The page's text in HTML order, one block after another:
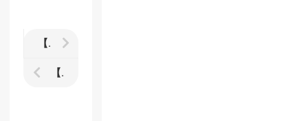
【Hollow Knight】を静かな気持ちで楽しむ週刊ゲーム日記
【Horizon Zero Dawn】レビュー 美しい大自然の中で機械のケモノを狩猟しながら写真を撮影していくオープンワールドアクションRPGの完成度は高かった